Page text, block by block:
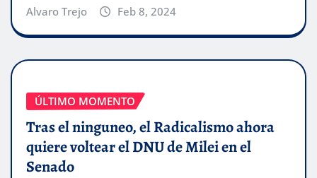
Alvaro Trejo Feb 8, 2024
ÚLTIMO MOMENTO
Tras el ninguneo, el Radicalismo ahora
quiere voltear el DNU de Milei en el
Senado